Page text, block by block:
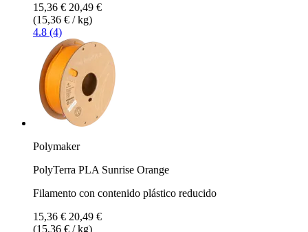
15,36 € 20,49 €
(15,36 € / kg)
4.8 (4)
Polymaker
PolyTerra PLA Sunrise Orange
Filamento con contenido plástico reducido
15,36 € 20,49 €
(15,36 € / kg)